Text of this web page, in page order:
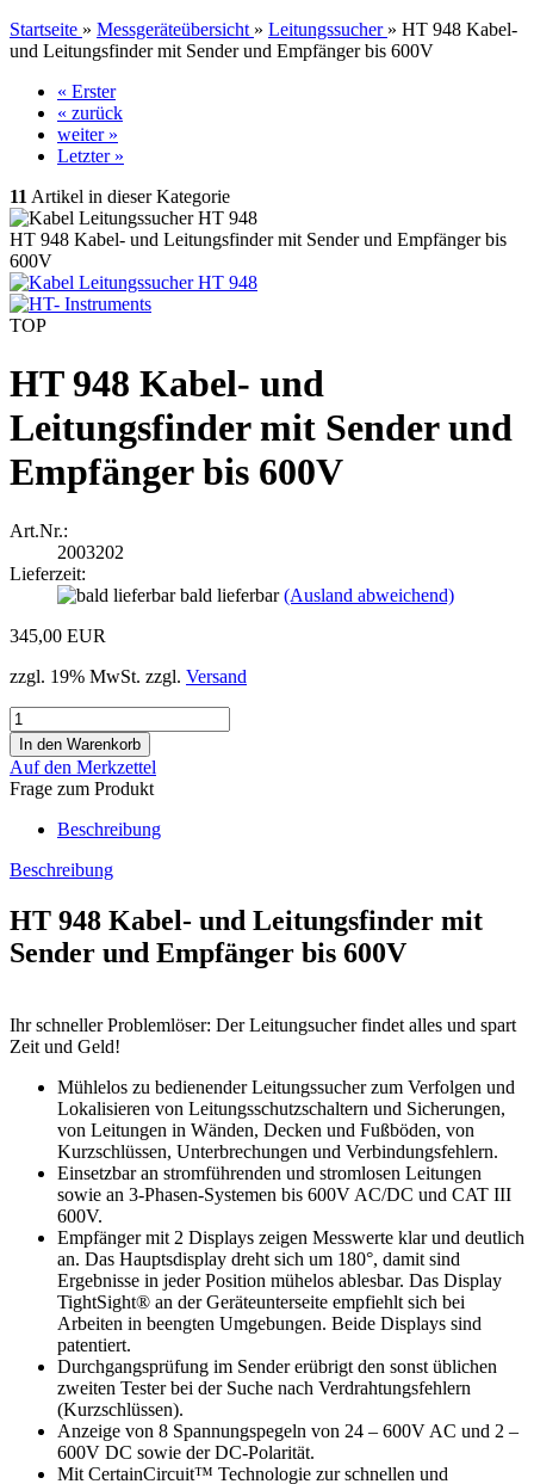
Startseite » Messgeräteübersicht » Leitungssucher » HT 948 Kabel-
und Leitungsfinder mit Sender und Empfänger bis 600V
« Erster
« zurück
weiter »
Letzter »
11 Artikel in dieser Kategorie
HT 948 Kabel- und Leitungsfinder mit Sender und Empfänger bis
600V
TOP
HT 948 Kabel- und
Leitungsfinder mit Sender und
Empfänger bis 600V
Art.Nr.:
2003202
Lieferzeit:
bald lieferbar(Ausland abweichend)
345,00 EUR
zzgl. 19% MwSt. zzgl. Versand
Auf den Merkzettel
Frage zum Produkt
Beschreibung
Beschreibung
HT 948 Kabel- und Leitungsfinder mit
Sender und Empfänger bis 600V
Ihr schneller Problemlöser: Der Leitungsucher findet alles und spart
Zeit und Geld!
Mühlelos zu bedienender Leitungssucher zum Verfolgen und
Lokalisieren von Leitungsschutzschaltern und Sicherungen,
von Leitungen in Wänden, Decken und Fußböden, von
Kurzschlüssen, Unterbrechungen und Verbindungsfehlern.
Einsetzbar an stromführenden und stromlosen Leitungen
sowie an 3-Phasen-Systemen bis 600V AC/DC und CAT III
600V.
Empfänger mit 2 Displays zeigen Messwerte klar und deutlich
an. Das Hauptsdisplay dreht sich um 180°, damit sind
Ergebnisse in jeder Position mühelos ablesbar. Das Display
TightSight® an der Geräteunterseite empfiehlt sich bei
Arbeiten in beengten Umgebungen. Beide Displays sind
patentiert.
Durchgangsprüfung im Sender erübrigt den sonst üblichen
zweiten Tester bei der Suche nach Verdrahtungsfehlern
(Kurzschlüssen).
Anzeige von 8 Spannungspegeln von 24 – 600V AC und 2 –
600V DC sowie der DC-Polarität.
Mit CertainCircuit™ Technologie zur schnellen und